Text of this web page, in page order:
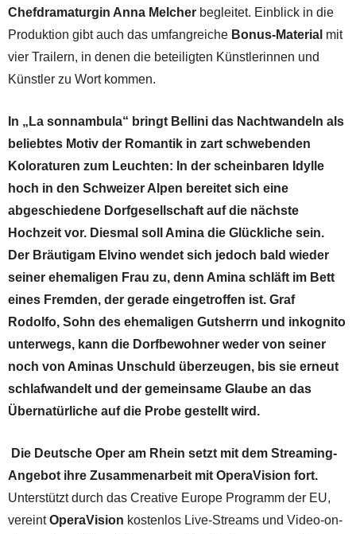
Chefdramaturgin Anna Melcher begleitet. Einblick in die
Produktion gibt auch das umfangreiche Bonus-Material mit
vier Trailern, in denen die beteiligten Künstlerinnen und
Künstler zu Wort kommen.
In „La sonnambula“ bringt Bellini das Nachtwandeln als
beliebtes Motiv der Romantik in zart schwebenden
Koloraturen zum Leuchten: In der scheinbaren Idylle
hoch in den Schweizer Alpen bereitet sich eine
abgeschiedene Dorfgesellschaft auf die nächste
Hochzeit vor. Diesmal soll Amina die Glückliche sein.
Der Bräutigam Elvino wendet sich jedoch bald wieder
seiner ehemaligen Frau zu, denn Amina schläft im Bett
eines Fremden, der gerade eingetroffen ist. Graf
Rodolfo, Sohn des ehemaligen Gutsherrn und inkognito
unterwegs, kann die Dorfbewohner weder von seiner
noch von Aminas Unschuld überzeugen, bis sie erneut
schlafwandelt und der gemeinsame Glaube an das
Übernatürliche auf die Probe gestellt wird.
Die Deutsche Oper am Rhein setzt mit dem Streaming-
Angebot ihre Zusammenarbeit mit OperaVision fort.
Unterstützt durch das Creative Europe Programm der EU,
vereintOperaVision kostenlos Live-Streams und Video-on-